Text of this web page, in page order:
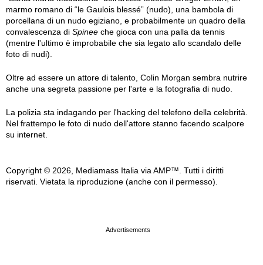
marmo romano di “le Gaulois blessé” (nudo), una bambola di
porcellana di un nudo egiziano, e probabilmente un quadro della
convalescenza di Spinee che gioca con una palla da tennis
(mentre l'ultimo è improbabile che sia legato allo scandalo delle
foto di nudi).
Oltre ad essere un attore di talento, Colin Morgan sembra nutrire
anche una segreta passione per l'arte e la fotografia di nudo.
La polizia sta indagando per l'hacking del telefono della celebrità.
Nel frattempo le foto di nudo dell'attore stanno facendo scalpore
su internet.
Copyright © 2026, Mediamass Italia via AMP™. Tutti i diritti
riservati. Vietata la riproduzione (anche con il permesso).